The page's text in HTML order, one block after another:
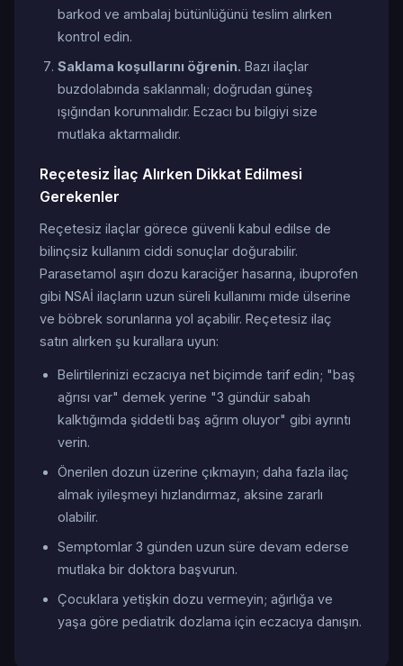
barkod ve ambalaj bütünlüğünü teslim alırken
kontrol edin.
Saklama koşullarını öğrenin. Bazı ilaçlar
buzdolabında saklanmalı; doğrudan güneş
ışığından korunmalıdır. Eczacı bu bilgiyi size
mutlaka aktarmalıdır.
Reçetesiz İlaç Alırken Dikkat Edilmesi
Gerekenler
Reçetesiz ilaçlar görece güvenli kabul edilse de
bilinçsiz kullanım ciddi sonuçlar doğurabilir.
Parasetamol aşırı dozu karaciğer hasarına, ibuprofen
gibi NSAİ ilaçların uzun süreli kullanımı mide ülserine
ve böbrek sorunlarına yol açabilir. Reçetesiz ilaç
satın alırken şu kurallara uyun:
Belirtilerinizi eczacıya net biçimde tarif edin; "baş
ağrısı var" demek yerine "3 gündür sabah
kalktığımda şiddetli baş ağrım oluyor" gibi ayrıntı
verin.
Önerilen dozun üzerine çıkmayın; daha fazla ilaç
almak iyileşmeyi hızlandırmaz, aksine zararlı
olabilir.
Semptomlar 3 günden uzun süre devam ederse
mutlaka bir doktora başvurun.
Çocuklara yetişkin dozu vermeyin; ağırlığa ve
yaşa göre pediatrik dozlama için eczacıya danışın.